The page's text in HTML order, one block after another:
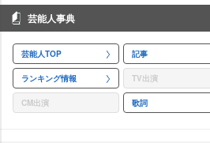
芸能人事典
芸能人TOP 記事
ランキング情報 TV出演
CM出演 歌詞